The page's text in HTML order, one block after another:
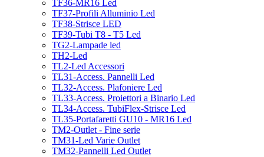
TF36-MR16 Led
TF37-Profili Alluminio Led
TF38-Strisce LED
TF39-Tubi T8 - T5 Led
TG2-Lampade led
TH2-Led
TL2-Led Accessori
TL31-Access. Pannelli Led
TL32-Access. Plafoniere Led
TL33-Access. Proiettori a Binario Led
TL34-Access. TubiFlex-Strisce Led
TL35-Portafaretti GU10 - MR16 Led
TM2-Outlet - Fine serie
TM31-Led Varie Outlet
TM32-Pannelli Led Outlet